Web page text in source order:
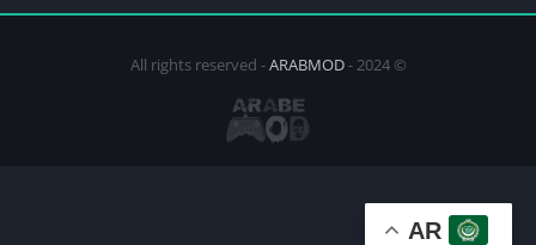
© 2024 - All rights reserved -
ARABMOD
AR